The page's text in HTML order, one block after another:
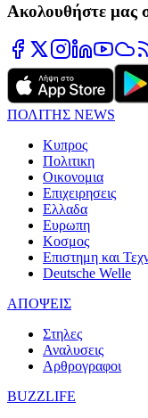
Ακολουθήστε μας
ΠΟΛΙΤΗΣ NEWS
Κυπρος
Πολιτικη
Οικονομια
Επιχειρησεις
Ελλαδα
Ευρωπη
Κοσμος
Επιστημη και
Deutsche Welle
ΑΠΟΨΕΙΣ
Στηλες
Αναλυσεις
Αρθρογραφοι
BUZZLIFE